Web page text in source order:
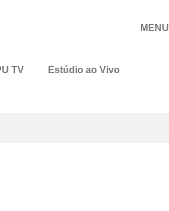
MENU
TV Estúdio ao Vivo